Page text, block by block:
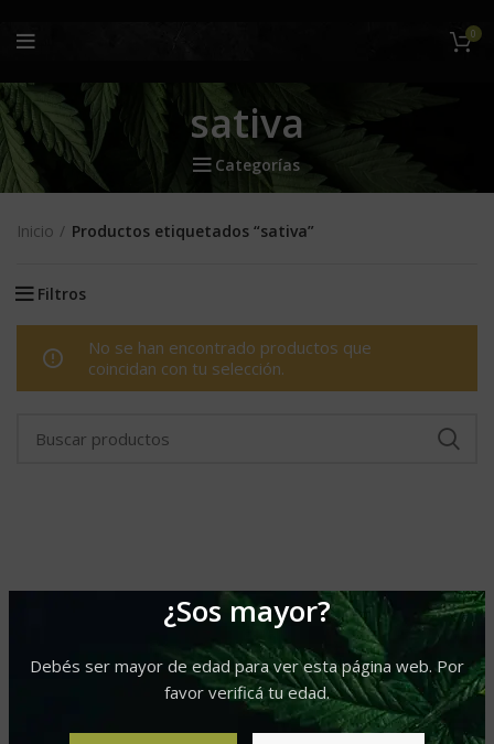
¿Sos mayor?
Debés ser mayor de edad para ver esta página web. Por
favor verificá tu edad.
0
sativa
Categorías
Inicio Productos etiquetados “sativa”
Filtros
No se han encontrado productos que
coincidan con tu selección.